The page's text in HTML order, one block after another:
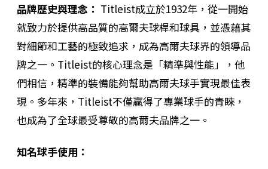
品牌歷史與理念： Titleist成立於1932年，從一開始
就致力於提供高品質的高爾夫球桿和球具，並憑藉其
對細節和工藝的極致追求，成為高爾夫球界的領導品
牌之一。Titleist的核心理念是「精準與性能」，他
們相信，精準的裝備能夠幫助高爾夫球手實現最佳表
現。多年來，Titleist不僅贏得了專業球手的青睞，
也成為了全球最受尊敬的高爾夫品牌之一。
知名球手使用：